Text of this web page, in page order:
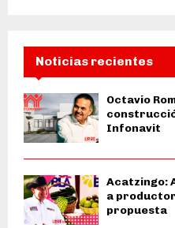
Noticias recientes
Octavio
Infonavit
Acatzingo:
a
propuesta